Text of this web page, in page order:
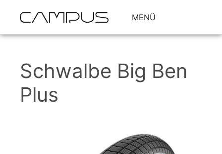
MENÜ
Schwalbe Big Ben
Plus